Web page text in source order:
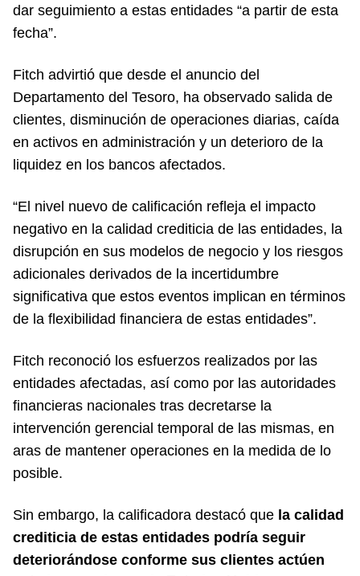
dar seguimiento a estas entidades “a partir de esta
fecha”.
Fitch advirtió que desde el anuncio del
Departamento del Tesoro, ha observado salida de
clientes, disminución de operaciones diarias, caída
en activos en administración y un deterioro de la
liquidez en los bancos afectados.
“El nivel nuevo de calificación refleja el impacto
negativo en la calidad crediticia de las entidades, la
disrupción en sus modelos de negocio y los riesgos
adicionales derivados de la incertidumbre
significativa que estos eventos implican en términos
de la flexibilidad financiera de estas entidades”.
Fitch reconoció los esfuerzos realizados por las
entidades afectadas, así como por las autoridades
financieras nacionales tras decretarse la
intervención gerencial temporal de las mismas, en
aras de mantener operaciones en la medida de lo
posible.
Sin embargo, la calificadora destacó que la calidad
crediticia de estas entidades podría seguir
deteriorándose conforme sus clientes actúen